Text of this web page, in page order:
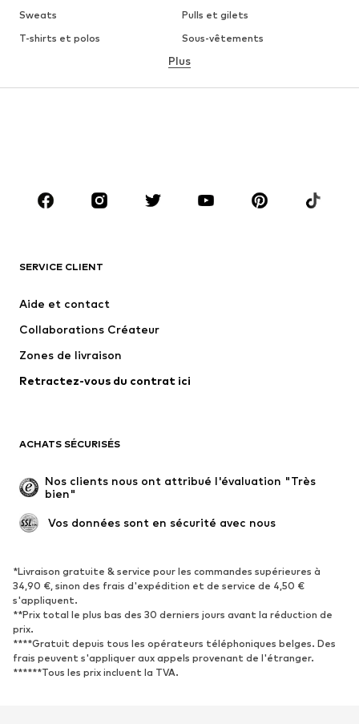
Sweats
Pulls et gilets
T-shirts et polos
Sous-vêtements
Chemises
VÊTEMENTS
T-shirts et polos
Pantalons
Sous-vêtements
Costumes et vestes classiques
Maillots de bain
Grandes tailles
Nouveautés
Boots et bottes
Baskets
SPORT
Vêtements de sport
Chaussures de sport
Sacs à dos et sacs de sport
Accessoires de sport
Plus
SERVICE CLIENT
Aide et contact
Collaborations Créateur
Zones de livraison
Retractez-vous du contrat ici
ACHATS SÉCURISÉS
Nos clients nous ont attribué l'évaluation "Très
bien"
Vos données sont en sécurité avec nous
*Livraison gratuite & service pour les commandes supérieures à
34,90 €, sinon des frais d'expédition et de service de 4,50 €
s'appliquent.
**Prix total le plus bas des 30 derniers jours avant la réduction de
prix.
****Gratuit depuis tous les opérateurs téléphoniques belges. Des
frais peuvent s'appliquer aux appels provenant de l'étranger.
******Tous les prix incluent la TVA.